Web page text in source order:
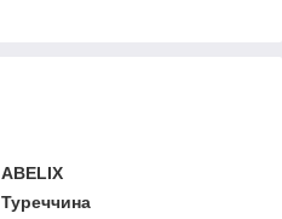
ABELIX
Туреччина